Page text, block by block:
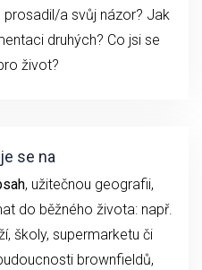
a svůj názor? Jak
druhých? Co jsi se
život?
se na
, užitečnou geografii,
do běžného života: např.
školy, supermarketu či
brownfieldů,